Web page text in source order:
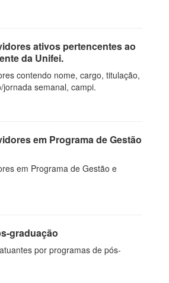
ativos pertencentes ao
da Unifei.
contendo nome, cargo, titulação,
semanal, campi.
em Programa de Gestão
em Programa de Gestão e
graduação
por programas de pós-